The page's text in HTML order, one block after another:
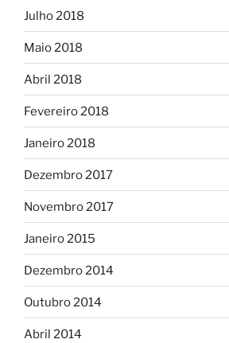
Julho 2018
Maio 2018
Abril 2018
Fevereiro 2018
Janeiro 2018
Dezembro 2017
Novembro 2017
Janeiro 2015
Dezembro 2014
Outubro 2014
Abril 2014